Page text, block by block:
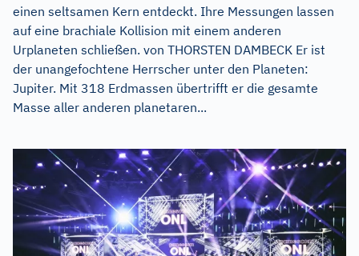
einen seltsamen Kern entdeckt. Ihre Messungen lassen
auf eine brachiale Kollision mit einem anderen
Urplaneten schließen. von THORSTEN DAMBECK Er ist
der unangefochtene Herrscher unter den Planeten:
Jupiter. Mit 318 Erdmassen übertrifft er die gesamte
Masse aller anderen planetaren...